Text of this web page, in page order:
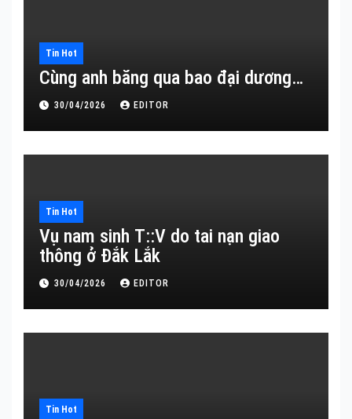
Tin Hot
Cùng anh băng qua bao đại dương…
30/04/2026 EDITOR
Tin Hot
Vụ nam sinh T::V do tai nạn giao
thông ở Đắk Lắk
30/04/2026 EDITOR
Tin Hot